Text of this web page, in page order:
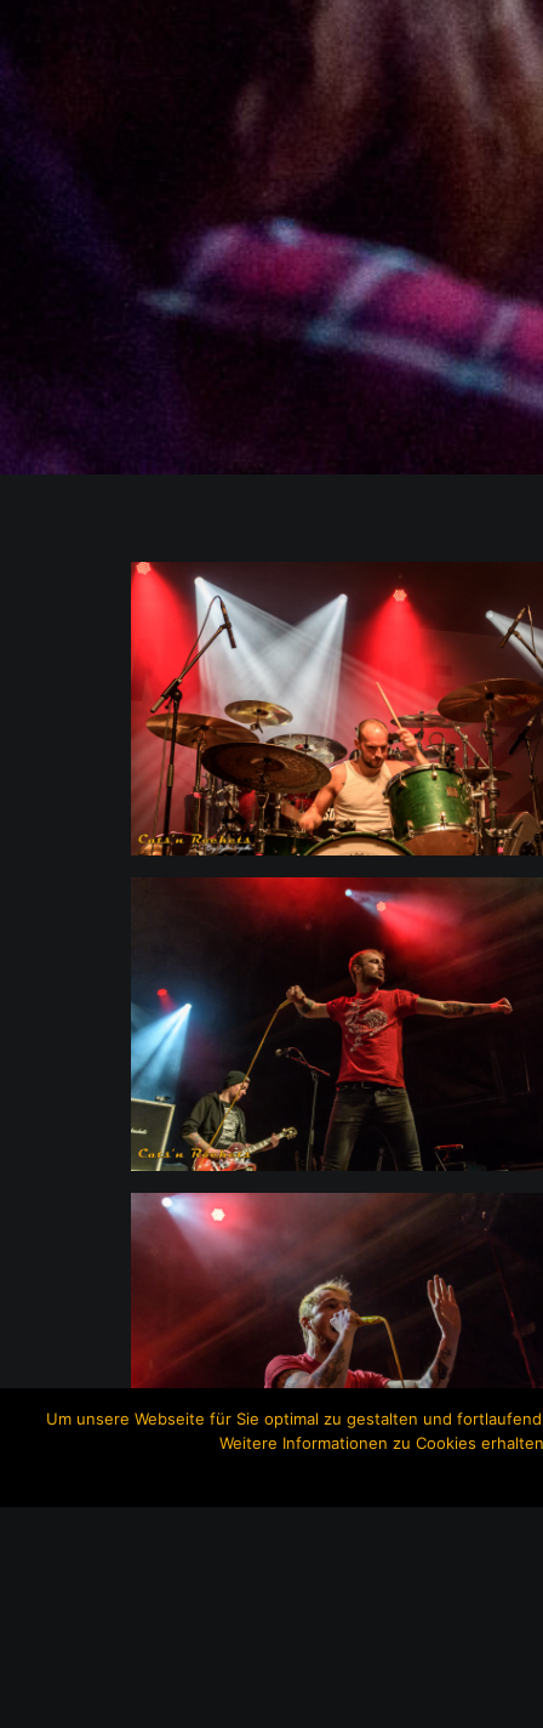
Um unsere Webseite für Sie optimal zu gestalten und
Weitere Informationen zu Cookies